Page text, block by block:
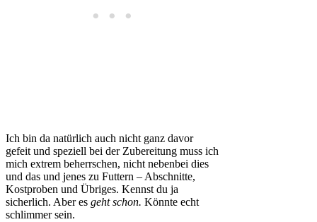
Ich bin da natürlich auch nicht ganz davor
gefeit und speziell bei der Zubereitung muss ich
mich extrem beherrschen, nicht nebenbei dies
und das und jenes zu Futtern – Abschnitte,
Kostproben und Übriges. Kennst du ja
sicherlich. Aber es geht schon. Könnte echt
schlimmer sein.